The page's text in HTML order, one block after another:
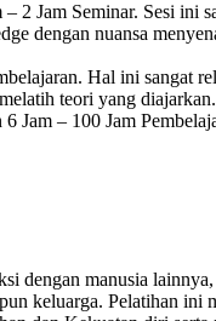
2 Jam Seminar. Sesi ini
dengan nuansa
Hal ini sangat
teori yang
Jam – 100 Jam
dengan manusia
keluarga. Pelatihan ini